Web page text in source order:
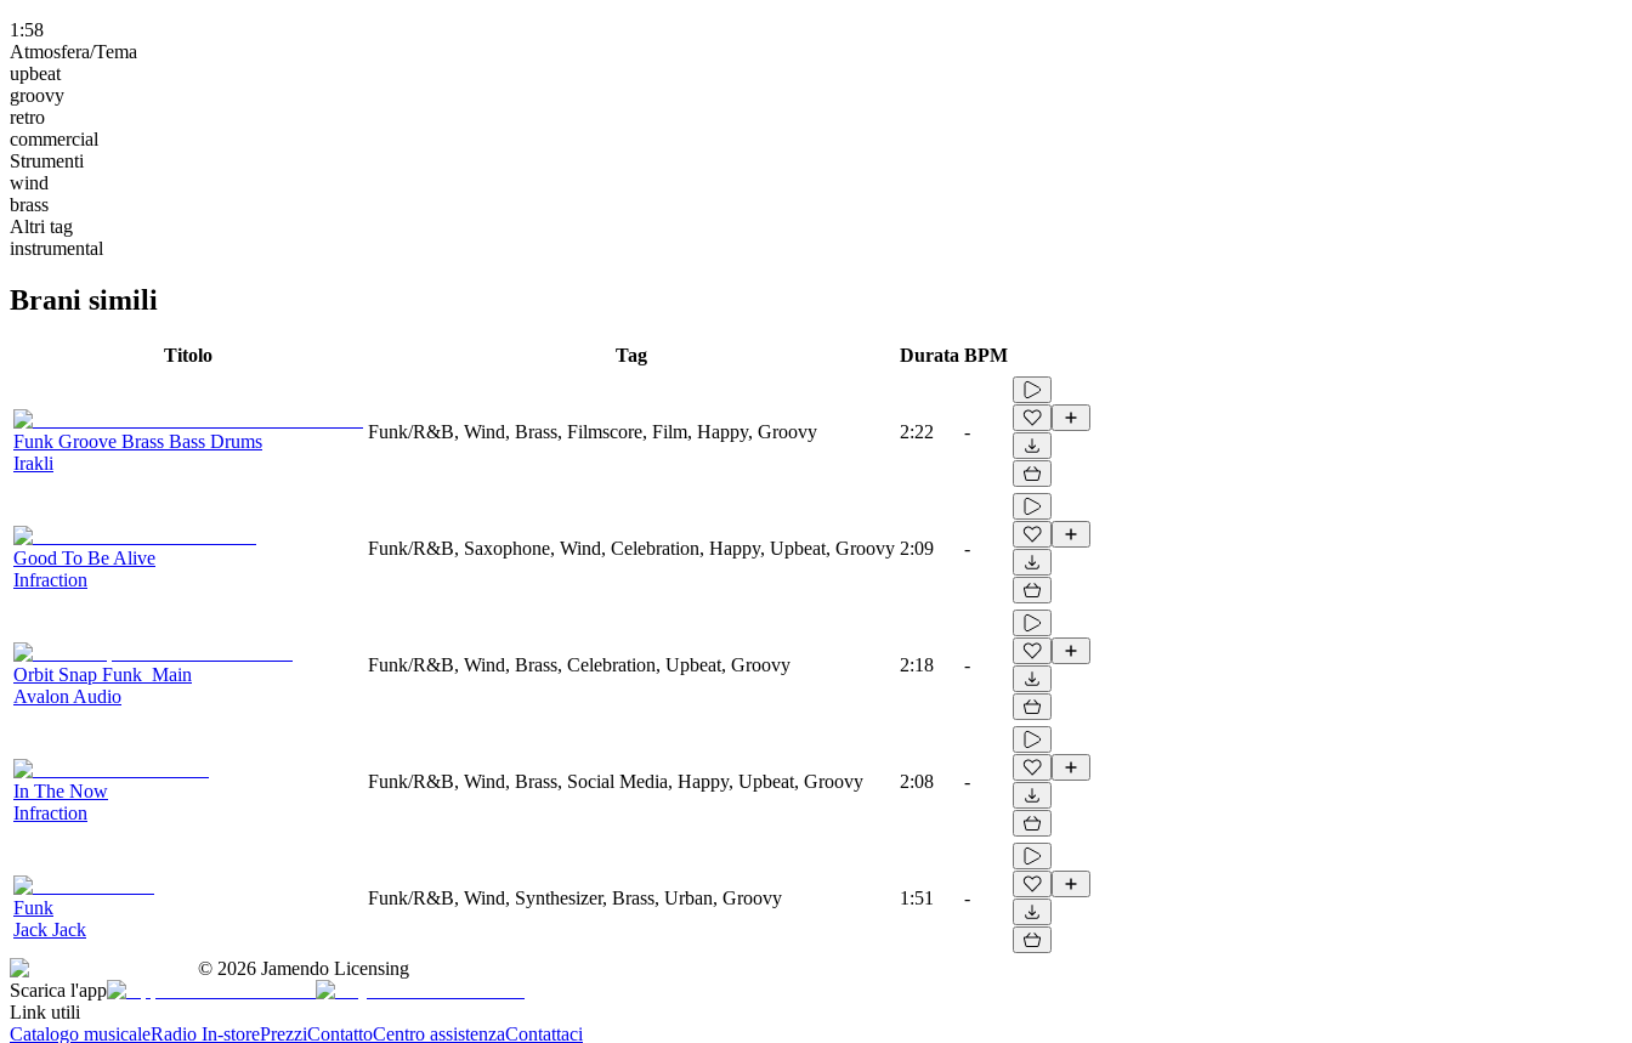
1:58
Atmosfera/Tema
upbeat
groovy
retro
commercial
Strumenti
wind
brass
Altri tag
instrumental
Brani simili
Titolo Tag Durata BPM
Funk Groove Brass Bass Drums
Irakli
Funk/R&B, Wind, Brass, Filmscore, Film, Happy, Groovy 2:22 -
Good To Be Alive
Infraction
Funk/R&B, Saxophone, Wind, Celebration, Happy, Upbeat, Groovy 2:09 -
Orbit Snap Funk_Main
Avalon Audio
Funk/R&B, Wind, Brass, Celebration, Upbeat, Groovy 2:18 -
In The Now
Infraction
Funk/R&B, Wind, Brass, Social Media, Happy, Upbeat, Groovy 2:08 -
Funk
Jack Jack
Funk/R&B, Wind, Synthesizer, Brass, Urban, Groovy 1:51 -
© 2026 Jamendo Licensing
Scarica l'app
Link utili
Catalogo musicaleRadio In-storePrezziContattoCentro assistenzaContattaci